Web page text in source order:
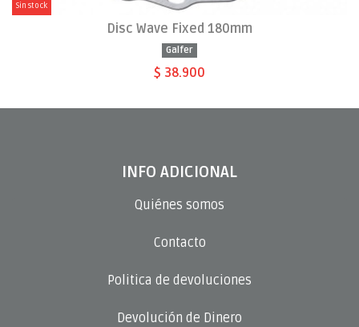
Sin stock
Disc Wave Fixed 180mm
Galfer
$ 38.900
INFO ADICIONAL
Quiénes somos
Contacto
Politica de devoluciones
Devolución de Dinero